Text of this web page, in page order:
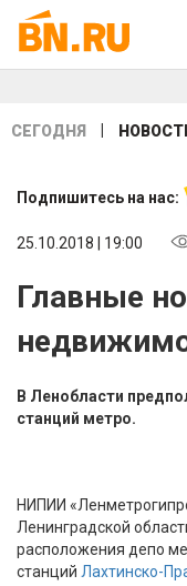
СЕГОДНЯ
Подпишитесь на нас:
25.10.2018 | 19:00
Главные
В Ленобласти
станций метро.
НИПИИ
Ленинградской
расположения депо
станций Лахтинско-